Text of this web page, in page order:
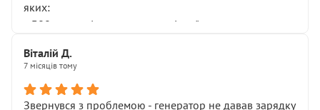
яких:
• 300 грн — діагностика гальмівної системи
НЕ погоджував
послуга. Тим більше, я був поруч і жодної реальної
Віталій Д.
7 місяців тому
Звернувся з проблемою - генератор не давав зарядку